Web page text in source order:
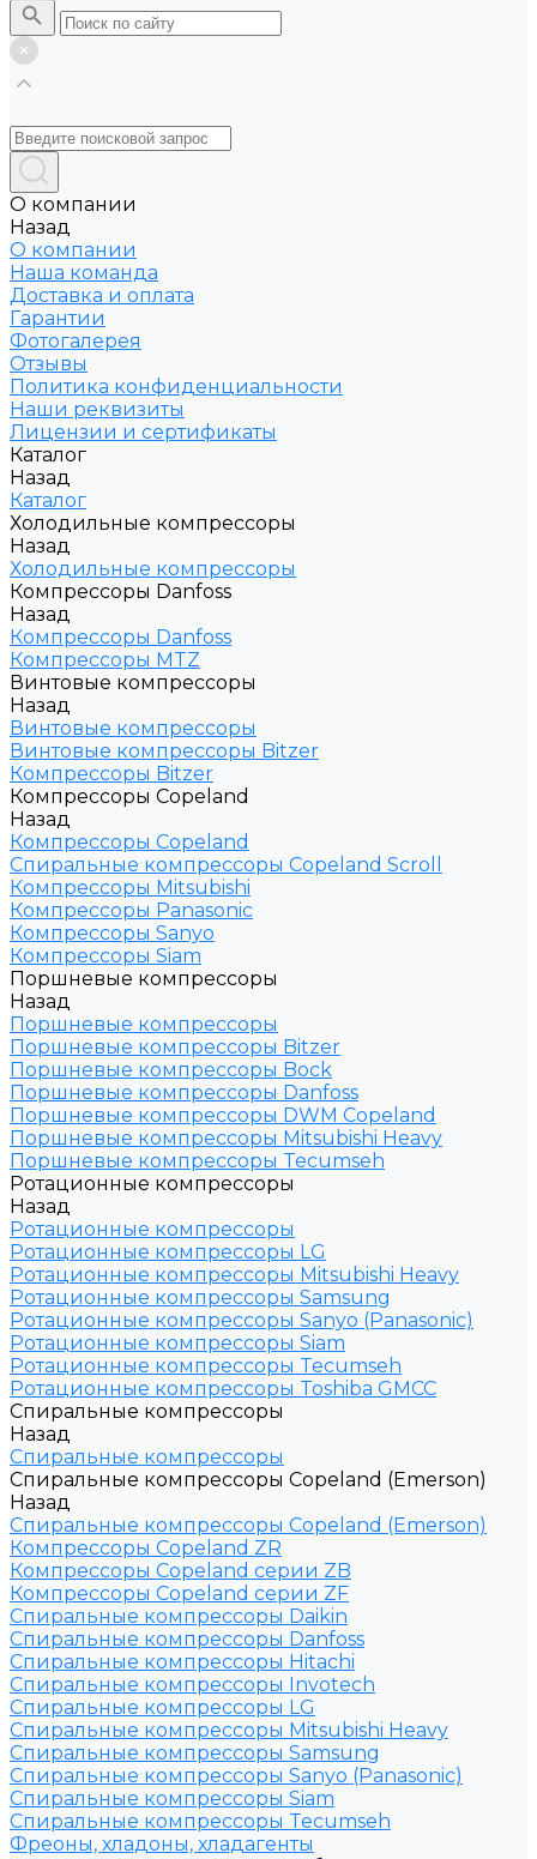
О компании
Назад
О компании
Наша команда
Доставка и оплата
Гарантии
Фотогалерея
Отзывы
Политика конфиденциальности
Наши реквизиты
Лицензии и сертификаты
Каталог
Назад
Каталог
Холодильные компрессоры
Назад
Холодильные компрессоры
Компрессоры Danfoss
Назад
Компрессоры Danfoss
Компрессоры MTZ
Винтовые компрессоры
Назад
Винтовые компрессоры
Винтовые компрессоры Bitzer
Компрессоры Bitzer
Компрессоры Copeland
Назад
Компрессоры Copeland
Спиральные компрессоры Copeland Scroll
Компрессоры Mitsubishi
Компрессоры Panasonic
Компрессоры Sanyo
Компрессоры Siam
Поршневые компрессоры
Назад
Поршневые компрессоры
Поршневые компрессоры Bitzer
Поршневые компрессоры Bock
Поршневые компрессоры Danfoss
Поршневые компрессоры DWM Copeland
Поршневые компрессоры Mitsubishi Heavy
Поршневые компрессоры Tecumseh
Ротационные компрессоры
Назад
Ротационные компрессоры
Ротационные компрессоры LG
Ротационные компрессоры Mitsubishi Heavy
Ротационные компрессоры Samsung
Ротационные компрессоры Sanyo (Panasonic)
Ротационные компрессоры Siam
Ротационные компрессоры Tecumseh
Ротационные компрессоры Toshiba GMCC
Спиральные компрессоры
Назад
Спиральные компрессоры
Спиральные компрессоры Copeland (Emerson)
Назад
Спиральные компрессоры Copeland (Emerson)
Компрессоры Copeland ZR
Компрессоры Copeland серии ZB
Компрессоры Copeland серии ZF
Спиральные компрессоры Daikin
Спиральные компрессоры Danfoss
Спиральные компрессоры Hitachi
Спиральные компрессоры Invotech
Спиральные компрессоры LG
Спиральные компрессоры Mitsubishi Heavy
Спиральные компрессоры Samsung
Спиральные компрессоры Sanyo (Panasonic)
Спиральные компрессоры Siam
Спиральные компрессоры Tecumseh
Фреоны, хладоны, хладагенты